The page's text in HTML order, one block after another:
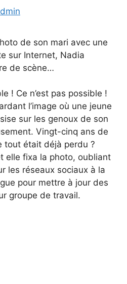
de son mari avec une
sur Internet, Nadia
de scène…
! Ce n’est pas possible !
l’image où une jeune
sur les genoux de son
Vingt-cinq ans de
tout était déjà perdu ?
elle fixa la photo, oubliant
les réseaux sociaux à la
pour mettre à jour des
groupe de travail.